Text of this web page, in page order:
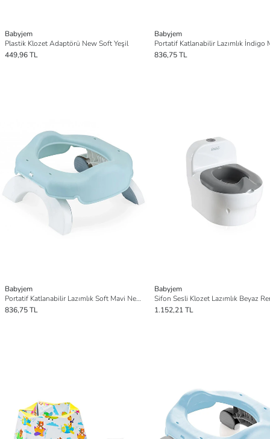
Babyjem
Plastik Klozet Adaptörü New Soft Yeşil
449,96 TL
Babyjem
836,75 TL
Babyjem
Portatif Katlanabilir Lazımlık Soft Mavi New Color
836,75 TL
Babyjem
Sifon Sesli Klozet Lazımlık Beyaz
1.152,21 TL